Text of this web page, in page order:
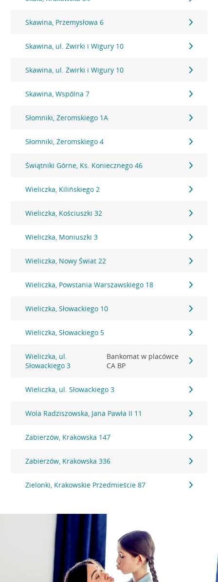
Skawina, Przemysłowa 6
Skawina, ul. Żwirki i Wigury 10
Skawina, ul. Żwirki i Wigury 10
Skawina, Wspólna 7
Słomniki, Żeromskiego 1A
Słomniki, Żeromskiego 4
Świątniki Górne, Ks. Koniecznego 46
Wieliczka, Kilińskiego 2
Wieliczka, Kościuszki 32
Wieliczka, Moniuszki 3
Wieliczka, Nowy Świat 22
Wieliczka, Powstania Warszawskiego 18
Wieliczka, Słowackiego 10
Wieliczka, Słowackiego 5
Wieliczka, ul.
Słowackiego 3
Bankomat w placówce
CA BP
Wieliczka, ul. Słowackiego 3
Wola Radziszowska, Jana Pawła II 11
Zabierzów, Krakowska 147
Zabierzów, Krakowska 336
Zielonki, Krakowskie Przedmieście 87